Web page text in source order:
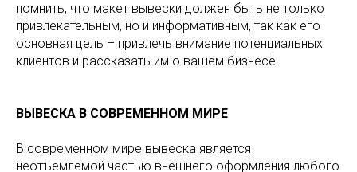
помнить, что макет вывески должен быть не только
привлекательным, но и информативным, так как его
основная цель – привлечь внимание потенциальных
клиентов и рассказать им о вашем бизнесе.
ВЫВЕСКА В СОВРЕМЕННОМ МИРЕ
В современном мире вывеска является
неотъемлемой частью внешнего оформления любого